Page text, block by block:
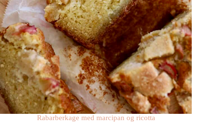
Rabarberkage med marcipan og ricotta